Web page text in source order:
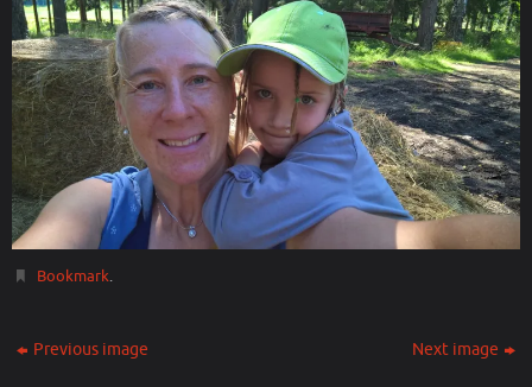
Bookmark.
Previous image Next image